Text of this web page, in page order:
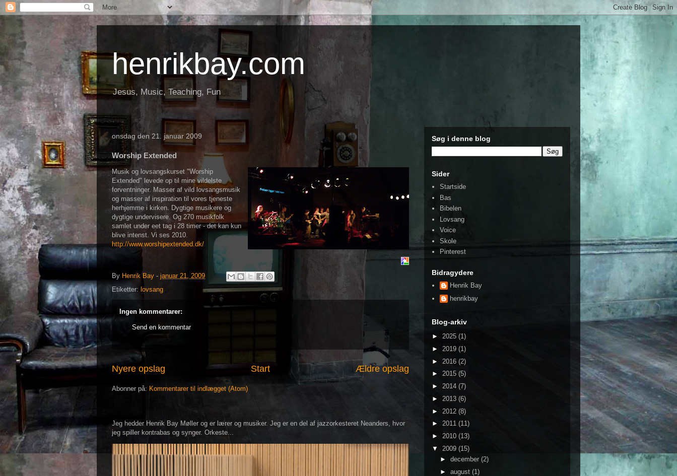
henrikbay.com
Jesus, Music, Teaching, Fun
onsdag den 21. januar 2009
Worship Extended
Musik og lovsangskurset "Worship
Extended" levede op til mine vildelste
forventninger. Masser af vild lovsangsmusik
og masser af inspiration til vores tjeneste
herhjemme i kirken. Dygtige musikere og
dygtige undervisere. Og 270 musikfolk
samlet under eet tag i 28 timer - det kan kun
blive intenst. Vi ses 2010.
http://www.worshipextended.dk/
By Henrik Bay - januar 21, 2009
Etiketter: lovsang
Ingen kommentarer:
Send en kommentar
Nyere opslag Ældre opslag
Start
Abonner på: Kommentarer til indlægget (Atom)
Jeg hedder Henrik Bay Møller og er lærer og musiker. Jeg er en del af jazzorkesteret Neanders, hvor
jeg spiller kontrabas og synger. Orkeste...
Søg i denne blog
Sider
Startside
Bas
Bibelen
Lovsang
Voice
Skole
Pinterest
Bidragydere
Henrik Bay
henrikbay
Blog-arkiv
► 2025 (1)
► 2019 (1)
► 2016 (2)
► 2015 (5)
► 2014 (7)
► 2013 (6)
► 2012 (8)
► 2011 (11)
► 2010 (13)
▼ 2009 (15)
► december (2)
► august (1)